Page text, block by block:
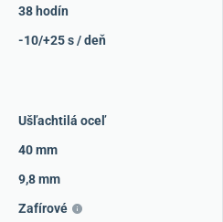
38 hodín
-10/+25 s / deň
Ušľachtilá oceľ
40 mm
9,8 mm
Zafírové